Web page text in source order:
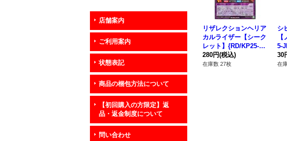
店舗案内
ご利用案内
状態表記
商品の梱包方法について
【初回購入の方限定】返
品・返金制度について
問い合わせ
リザレクションヘリア
カルライザー【シーク
レット】{RD/KP25-JP
039}《RDフュージョ
ン》
280円(税込)
在庫数 27枚
シ
5-
タ
30
在